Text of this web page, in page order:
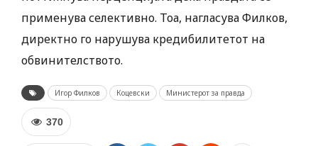
применува селективно. Тоа, нагласува Филков,
директно го нарушува кредибилитетот на
обвинителството.
Игор Филков Коцевски Министерот за правда
370